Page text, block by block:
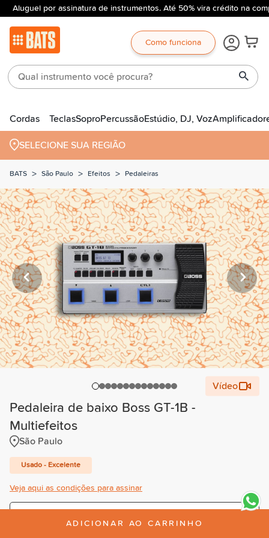
Aluguel por assinatura de instrumentos. Até 50% vira crédito na
Como funciona
Cordas TeclasSoproPercussãoEstúdio, DJ, Voz
SELECIONE SUA REGIÃO
BATS > São Paulo > Efeitos > Pedaleiras
Vídeo
Pedaleira de baixo Boss GT-1B -
Multiefeitos
São Paulo
Usado - Excelente
Veja aqui as condições para assinar
ADICIONAR AO CARRINHO